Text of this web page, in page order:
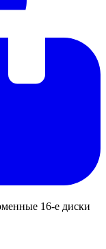
16-е диски